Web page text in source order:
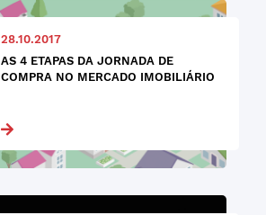
28.10.2017
AS 4 ETAPAS DA JORNADA DE
COMPRA NO MERCADO IMOBILIÁRIO